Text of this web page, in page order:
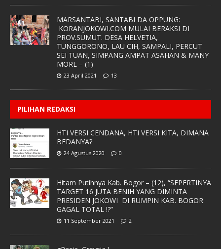
MARSANTABI, SANTABI DA OPPUNG:
KORANJOKOWI.COM MULAI BERAKSI DI
PROV.SUMUT. DESA HELVETIA,
TUNGGORONO, LAU CIH, SAMPALI, PERCUT
SEI TUAN, SIMPANG AMPAT ASAHAN & MANY
MORE – (1)
23 April 2021 13
PILIHAN REDAKSI
HTI VERSI CENDANA, HTI VERSI KITA, DIMANA
BEDANYA?
24 Agustus 2020 0
Hitam Putihnya Kab. Bogor – (12), “SEPERTINYA
TARGET 16 JUTA BENIH YANG DIMINTA
PRESIDEN JOKOWI DI RUMPIN KAB. BOGOR
GAGAL TOTAL !?”
11 September 2021 2